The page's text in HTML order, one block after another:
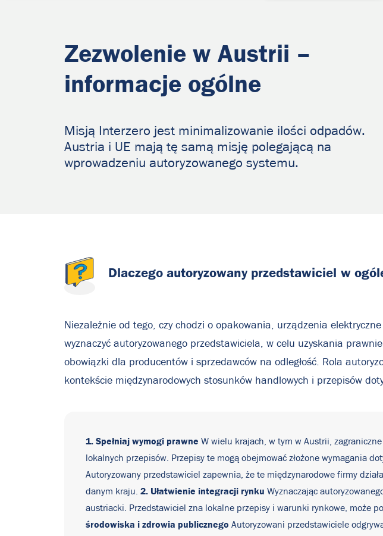
Zezwolenie w Austrii –
informacje ogólne
Misją Interzero jest minimalizowanie ilości odpadów.
Austria i UE mają tę samą misję polegającą na
wprowadzeniu autoryzowanego systemu.
Dlaczego autoryzowany przedstawiciel w
Niezależnie od tego, czy chodzi o opakowania, urządzenia
wyznaczyć autoryzowanego przedstawiciela, w celu uzyskania
obowiązki dla producentów i sprzedawców na odległość. Rola
kontekście międzynarodowych stosunków handlowych i przepisów
1. Spełniaj wymogi prawne W wielu krajach, w tym w Austrii,
lokalnych przepisów. Przepisy te mogą obejmować złożone wymagania
Autoryzowany przedstawiciel zapewnia, że te międzynarodowe firmy
danym kraju. 2. Ułatwienie integracji rynku Wyznaczając
austriacki. Przedstawiciel zna lokalne przepisy i warunki rynkowe, może
środowiska i zdrowia publicznego Autoryzowani przedstawiciele